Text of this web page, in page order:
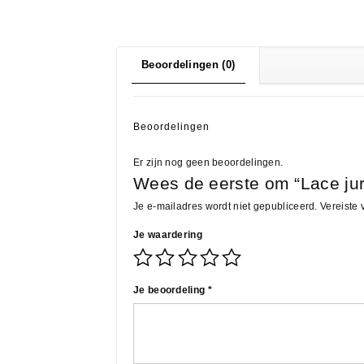
Beoordelingen (0)
Beoordelingen
Er zijn nog geen beoordelingen.
Wees de eerste om “Lace
Je e-mailadres wordt niet gepubliceerd. Vereiste
Je waardering
Je beoordeling *